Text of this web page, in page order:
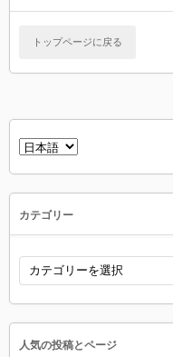
トップページに戻る
言
語
カテゴリー
カ
ゴ
リ
人気の投稿とページ